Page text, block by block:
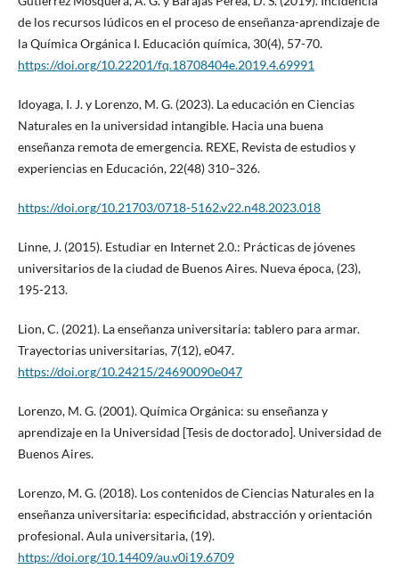
de los recursos lúdicos en el proceso de enseñanza-aprendizaje de
la Química Orgánica I. Educación química, 30(4), 57-70.
https://doi.org/10.22201/fq.18708404e.2019.4.69991
Idoyaga, I. J. y Lorenzo, M. G. (2023). La educación en Ciencias
Naturales en la universidad intangible. Hacia una buena
enseñanza remota de emergencia. REXE, Revista de estudios y
experiencias en Educación, 22(48) 310–326.
https://doi.org/10.21703/0718-5162.v22.n48.2023.018
Linne, J. (2015). Estudiar en Internet 2.0.: Prácticas de jóvenes
universitarios de la ciudad de Buenos Aires. Nueva época, (23),
195-213.
Lion, C. (2021). La enseñanza universitaria: tablero para armar.
Trayectorias universitarias, 7(12), e047.
https://doi.org/10.24215/24690090e047
Lorenzo, M. G. (2001). Química Orgánica: su enseñanza y
aprendizaje en la Universidad [Tesis de doctorado]. Universidad de
Buenos Aires.
Lorenzo, M. G. (2018). Los contenidos de Ciencias Naturales en la
enseñanza universitaria: especificidad, abstracción y orientación
profesional. Aula universitaria, (19).
https://doi.org/10.14409/au.v0i19.6709